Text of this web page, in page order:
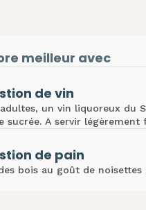
meilleur avec
de vin
un vin liquoreux du
sucrée. A servir légèrement
de pain
bois au goût de